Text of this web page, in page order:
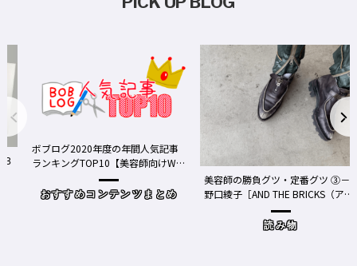
ボブログ2020年度の年間人気記事
ランキングTOP10【美容師向けWe
おすすめコンテンツまとめ
美容師の勝負グツ・定番グツ ③－
野口綾子［AND THE BRICKS（アン
ドザブリックス）／神奈川県鎌倉
読み物